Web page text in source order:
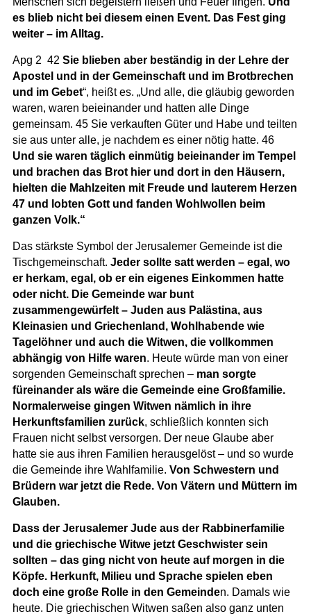
es blieb nicht bei diesem einen Event. Das Fest ging
weiter – im Alltag.
Apg 2 42 Sie blieben aber beständig in der Lehre der
Apostel und in der Gemeinschaft und im Brotbrechen
und im Gebet“, heißt es. „Und alle, die gläubig geworden
waren, waren beieinander und hatten alle Dinge
gemeinsam. 45 Sie verkauften Güter und Habe und teilten
sie aus unter alle, je nachdem es einer nötig hatte. 46
Und sie waren täglich einmütig beieinander im Tempel
und brachen das Brot hier und dort in den Häusern,
hielten die Mahlzeiten mit Freude und lauterem Herzen
47 und lobten Gott und fanden Wohlwollen beim
ganzen Volk.“
Das stärkste Symbol der Jerusalemer Gemeinde ist die
Tischgemeinschaft. Jeder sollte satt werden – egal, wo
er herkam, egal, ob er ein eigenes Einkommen hatte
oder nicht. Die Gemeinde war bunt
zusammengewürfelt – Juden aus Palästina, aus
Kleinasien und Griechenland, Wohlhabende wie
Tagelöhner und auch die Witwen, die vollkommen
abhängig von Hilfe waren. Heute würde man von einer
sorgenden Gemeinschaft sprechen – man sorgte
füreinander als wäre die Gemeinde eine Großfamilie.
Normalerweise gingen Witwen nämlich in ihre
Herkunftsfamilien zurück, schließlich konnten sich
Frauen nicht selbst versorgen. Der neue Glaube aber
hatte sie aus ihren Familien herausgelöst – und so wurde
die Gemeinde ihre Wahlfamilie. Von Schwestern und
Brüdern war jetzt die Rede. Von Vätern und Müttern im
Glauben.
Dass der Jerusalemer Jude aus der Rabbinerfamilie
und die griechische Witwe jetzt Geschwister sein
sollten – das ging nicht von heute auf morgen in die
Köpfe. Herkunft, Milieu und Sprache spielen eben
doch eine große Rolle in den Gemeinden. Damals wie
heute. Die griechischen Witwen saßen also ganz unten